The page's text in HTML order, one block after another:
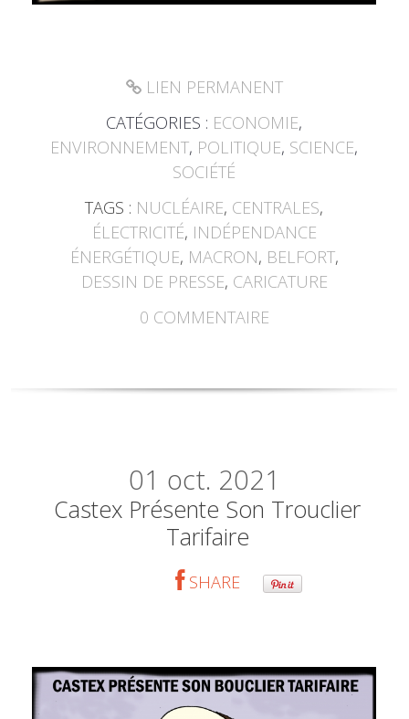
LIEN PERMANENT
CATÉGORIES : ECONOMIE,
ENVIRONNEMENT, POLITIQUE, SCIENCE,
SOCIÉTÉ
TAGS : NUCLÉAIRE, CENTRALES,
ÉLECTRICITÉ, INDÉPENDANCE
ÉNERGÉTIQUE, MACRON, BELFORT,
DESSIN DE PRESSE, CARICATURE
0 COMMENTAIRE
01 oct. 2021
Castex Présente Son Trouclier
Tarifaire
SHARE